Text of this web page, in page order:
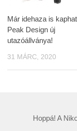
Már idehaza is
Peak Design új
utazóállványa!
31 MÁRC, 2020
Hoppá! A